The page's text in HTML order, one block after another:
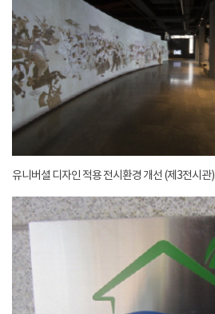
유니버셜 디자인 적용 전시환경 개선 (제3전시관)